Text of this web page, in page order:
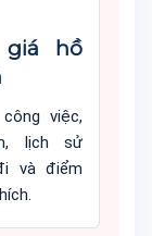
hồ
việc,
lịch sử
và điểm